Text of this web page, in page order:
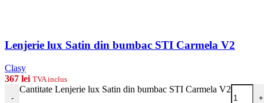
Lenjerie lux Satin din bumbac STI Carmela V2
Clasy
367 lei TVA inclus
-
Cantitate Lenjerie lux Satin din bumbac STI Carmela V2
+